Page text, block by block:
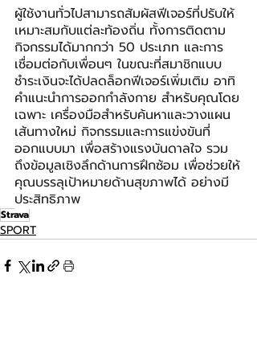
ผู้ใช้งานทั่วไปสามารถสัมผัสฟีเจอร์ที่ปรับให้
เหมาะสมกับแต่ละท้องถิ่น ทั้งการติดตาม
กิจกรรมได้มากกว่า 50 ประเภท และการ
เชื่อมต่อกับเพื่อนๆ ในขณะที่สมาชิกแบบ
ชำระเงินจะได้ปลดล็อกฟีเจอร์เพิ่มเติม อาทิ
คำแนะนำการออกกำลังกาย สำหรับคุณโดย
เฉพาะ เครื่องมือสำหรับค้นหาและวางแผน
เส้นทางใหม่ กิจกรรมและการแข่งขันที่
ออกแบบมา เพื่อสร้างแรงบันดาลใจ รวม
ถึงข้อมูลเชิงลึกด้านการฝึกซ้อม เพื่อช่วยให้
คุณบรรลุเป้าหมายด้านสุขภาพได้ อย่างมี
ประสิทธิภาพ
Strava
SPORT